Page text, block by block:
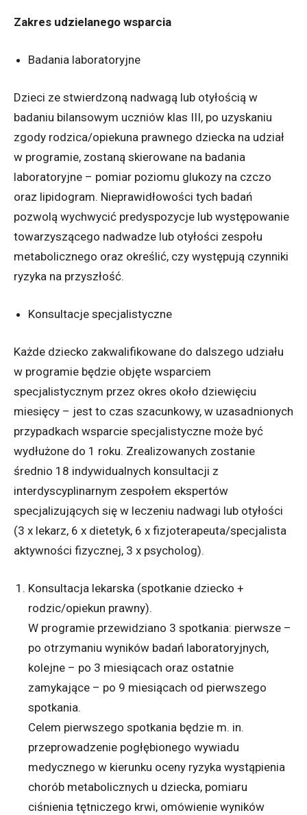
Zakres udzielanego wsparcia
Badania laboratoryjne
Dzieci ze stwierdzoną nadwagą lub otyłością w
badaniu bilansowym uczniów klas III, po uzyskaniu
zgody rodzica/opiekuna prawnego dziecka na udział
w programie, zostaną skierowane na badania
laboratoryjne – pomiar poziomu glukozy na czczo
oraz lipidogram. Nieprawidłowości tych badań
pozwolą wychwycić predyspozycje lub występowanie
towarzyszącego nadwadze lub otyłości zespołu
metabolicznego oraz określić, czy występują czynniki
ryzyka na przyszłość.
Konsultacje specjalistyczne
Każde dziecko zakwalifikowane do dalszego udziału
w programie będzie objęte wsparciem
specjalistycznym przez okres około dziewięciu
miesięcy – jest to czas szacunkowy, w uzasadnionych
przypadkach wsparcie specjalistyczne może być
wydłużone do 1 roku. Zrealizowanych zostanie
średnio 18 indywidualnych konsultacji z
interdyscyplinarnym zespołem ekspertów
specjalizujących się w leczeniu nadwagi lub otyłości
(3 x lekarz, 6 x dietetyk, 6 x fizjoterapeuta/specjalista
aktywności fizycznej, 3 x psycholog).
Konsultacja lekarska (spotkanie dziecko +
rodzic/opiekun prawny).
W programie przewidziano 3 spotkania: pierwsze –
po otrzymaniu wyników badań laboratoryjnych,
kolejne – po 3 miesiącach oraz ostatnie
zamykające – po 9 miesiącach od pierwszego
spotkania.
Celem pierwszego spotkania będzie m. in.
przeprowadzenie pogłębionego wywiadu
medycznego w kierunku oceny ryzyka wystąpienia
chorób metabolicznych u dziecka, pomiaru
ciśnienia tętniczego krwi, omówienie wyników